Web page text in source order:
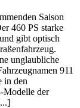
Saison
460 PS starke
gibt optisch
unglaubliche
911
in den
Modelle der